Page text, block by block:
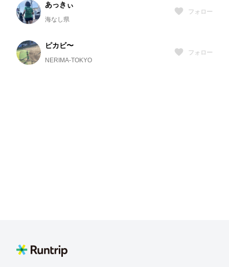
あっきぃ
海なし県
フォロー
ピカビ〜
NERIMA-TOKYO
フォロー